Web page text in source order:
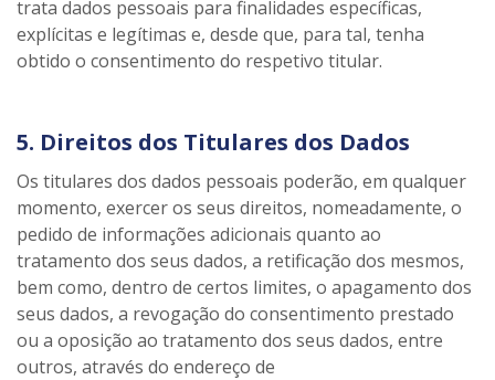
trata dados pessoais para finalidades específicas,
explícitas e legítimas e, desde que, para tal, tenha
obtido o consentimento do respetivo titular.
5. Direitos dos Titulares dos Dados
Os titulares dos dados pessoais poderão, em qualquer
momento, exercer os seus direitos, nomeadamente, o
pedido de informações adicionais quanto ao
tratamento dos seus dados, a retificação dos mesmos,
bem como, dentro de certos limites, o apagamento dos
seus dados, a revogação do consentimento prestado
ou a oposição ao tratamento dos seus dados, entre
outros, através do endereço de